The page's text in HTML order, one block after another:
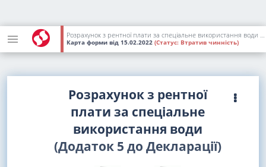
Розрахунок з рентної плати за спеціальне використання води (Додаток 5 до Декларації) [II кв. 2022 р. - IІІ кв. 2023 р.]
Карта форми від 15.02.2022 (Статус: Втратив чинність)
Розрахунок з рентної
плати за спеціальне
використання води
(Додаток 5 до Декларації)